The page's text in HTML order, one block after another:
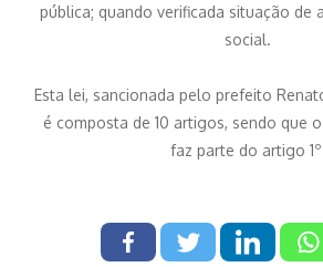
pública; quando verificada situação de
social.
Esta lei, sancionada pelo prefeito
é composta de 10 artigos, sendo que
faz parte do artigo